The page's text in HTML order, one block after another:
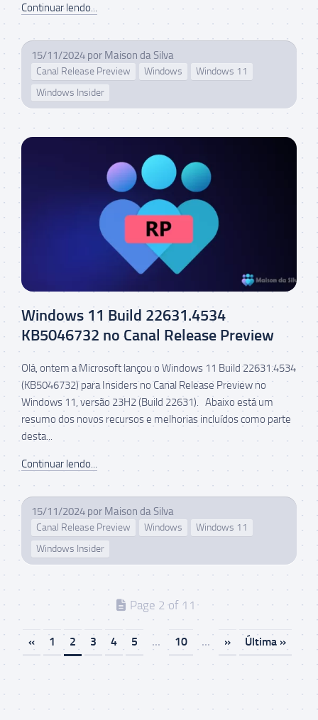
Continuar lendo...
15/11/2024 por Maison da Silva
Canal Release Preview Windows
Windows 11
Windows Insider
Windows 11 Build 22631.4534
KB5046732 no Canal Release Preview
Olá, ontem a Microsoft lançou o Windows 11 Build 22631.4534
(KB5046732) para Insiders no Canal Release Preview no
Windows 11, versão 23H2 (Build 22631). Abaixo está um
resumo dos novos recursos e melhorias incluídos como parte
desta...
Continuar lendo...
15/11/2024 por Maison da Silva
Canal Release Preview Windows
Windows 11
Windows Insider
Page 2 of 11
« 1 2 3 4 5 ... 10 ... » Última »